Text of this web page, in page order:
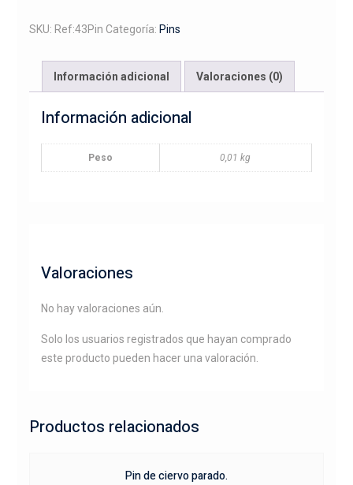
con
SKU: Ref:43Pin Categoría: Pins
Información adicional Valoraciones (0)
Información adicional
Peso 0,01 kg
Valoraciones
No hay valoraciones aún.
Solo los usuarios registrados que hayan comprado
este producto pueden hacer una valoración.
Productos relacionados
Pin de ciervo parado.